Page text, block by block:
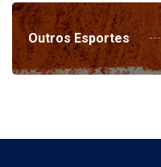
Outros Esportes